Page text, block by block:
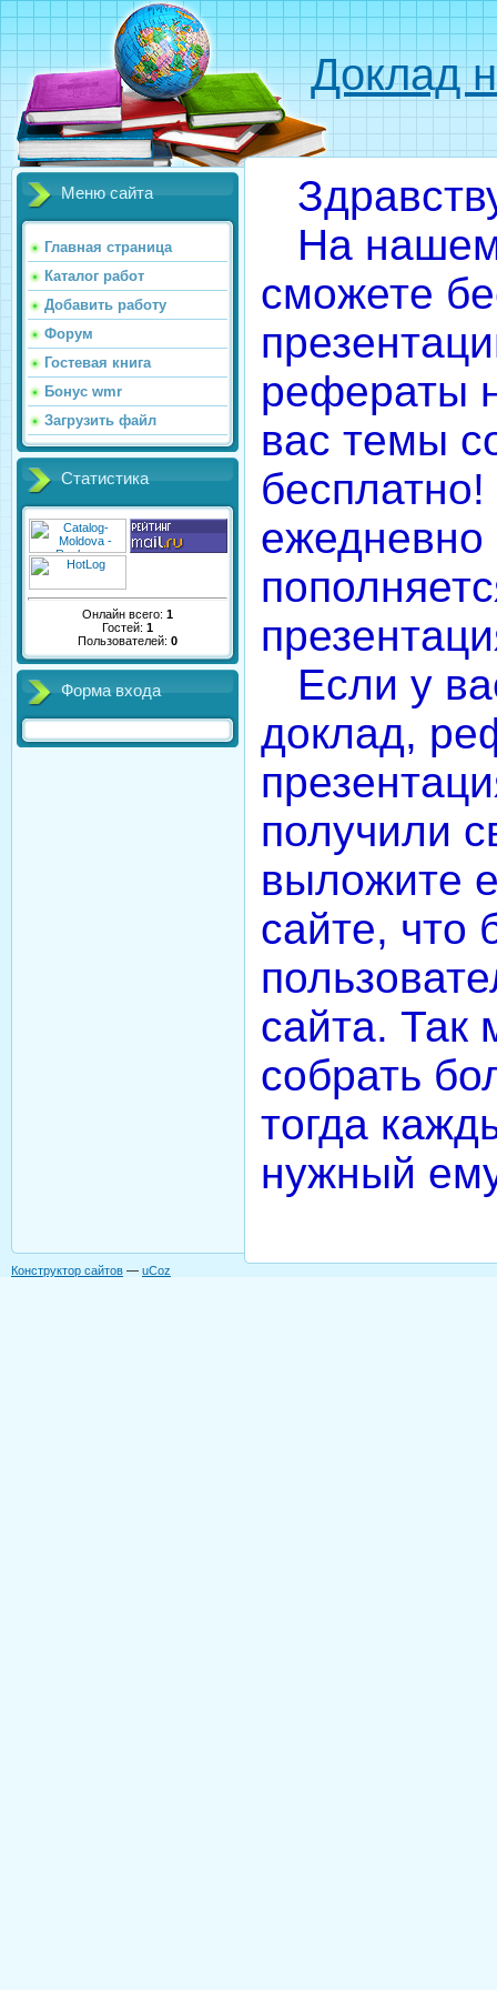
Доклад
Меню сайта
Главная страница
Каталог работ
Добавить работу
Форум
Гостевая книга
Бонус wmr
Загрузить файл
Статистика
Онлайн всего: 1
Гостей: 1
Пользователей: 0
Форма входа
На
сможете
рефераты
вас темы
ежедневно
Если у
доклад,
получили
выложите
сайте, что
сайта.
собрать
тогда
нужный
Конструктор сайтов — uCoz